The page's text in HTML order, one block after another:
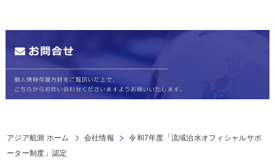
アジア航測 ホーム 会社情報
令和7年度「流域治水オフィシャルサポ
ーター制度」認定